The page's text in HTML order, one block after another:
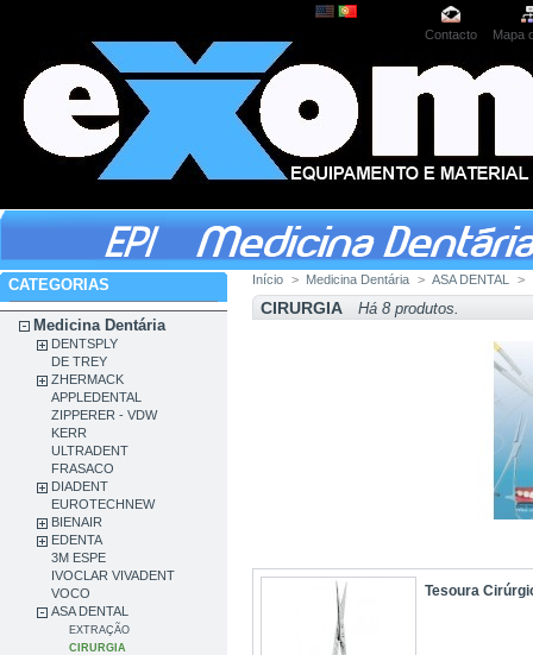
Contacto Mapa
CATEGORIAS
Medicina Dentária
DENTSPLY
DE TREY
ZHERMACK
APPLEDENTAL
ZIPPERER - VDW
KERR
ULTRADENT
FRASACO
DIADENT
EUROTECHNEW
BIENAIR
EDENTA
3M ESPE
IVOCLAR VIVADENT
VOCO
ASA DENTAL
EXTRAÇÃO
CIRURGIA
Início > Medicina Dentária > ASA DENTAL >
CIRURGIA Há 8 produtos.
Tesoura